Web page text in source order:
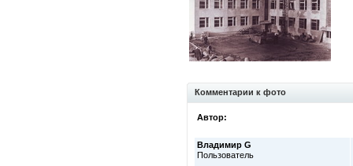
Комментарии к фото
Автор:
Владимир G
Пользователь